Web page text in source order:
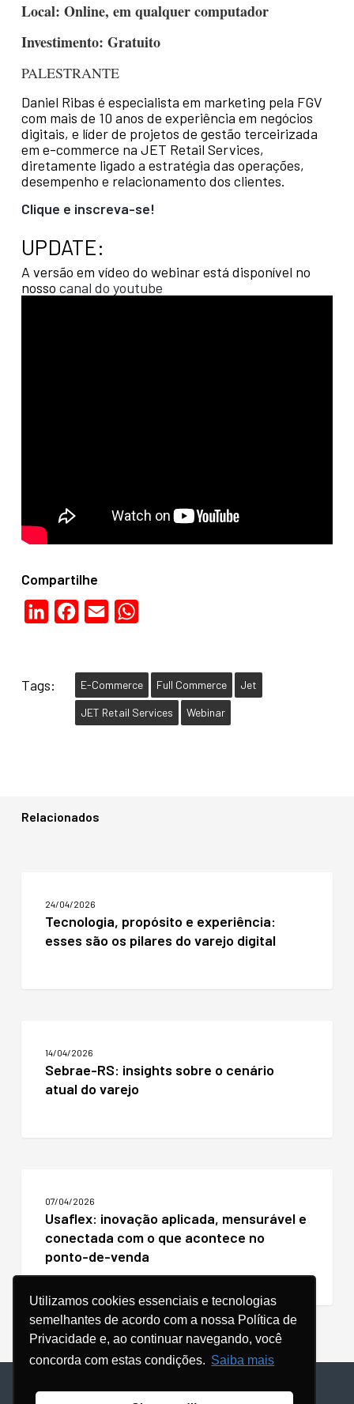
Utilizamos cookies essenciais e tecnologias
semelhantes de acordo com a nossa Política de
Privacidade e, ao continuar navegando, você
concorda com estas condições. Saiba mais
Local: Online, em qualquer computador
Investimento: Gratuito
PALESTRANTE
Daniel Ribas é especialista em marketing pela FGV
com mais de 10 anos de experiência em negócios
digitais, e líder de projetos de gestão terceirizada
em e-commerce na JET Retail Services,
diretamente ligado a estratégia das operações,
desempenho e relacionamento dos clientes.
Clique e inscreva-se!
UPDATE:
A versão em vídeo do webinar está disponível no
nosso canal do youtube
Compartilhe
LinkedInFacebook
Email
Tags: E-Commerce Full Commerce Jet
JET Retail Services Webinar
Relacionados
experiência:
esses
24/04/2026
Tecnologia, propósito e experiência:
esses são os pilares do varejo digital
insights
sobre
14/04/2026
Sebrae-RS: insights sobre o cenário
atual do varejo
aplicada,
mensurável
conectada
com
que
acontece
no
de-
07/04/2026
Usaflex: inovação aplicada, mensurável e
conectada com o que acontece no
ponto-de-venda
© Copyright - 2024 |POLÍTICA DE PRIVACIDADE